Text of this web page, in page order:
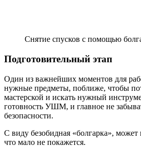
Снятие спусков с помощью
Подготовительный этап
Один из важнейших моментов для
нужные предметы, поближе, чтобы
мастерской и искать нужный
готовность УШМ, и главное не
безопасности.
С виду безобидная «болгарка», может
что мало не покажется.